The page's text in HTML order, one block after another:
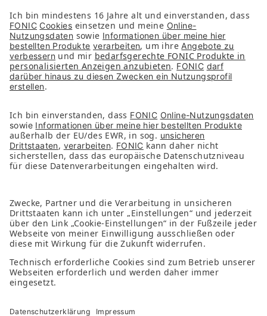
Unternehmen
Partner
Presse
Kontakt
Nachhaltigkeit
FAQs
Downloads
FONIC App
Folge uns auf
AGB & Pflichtinformationen